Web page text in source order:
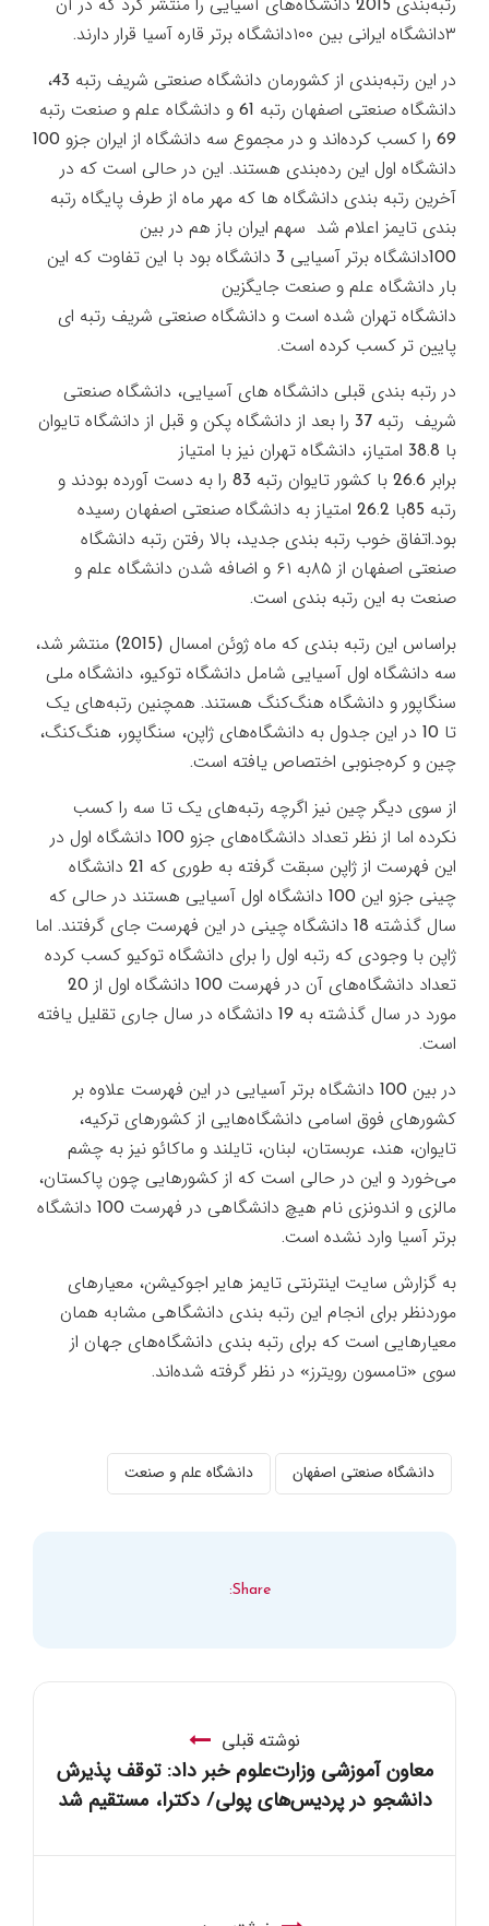
رتبه‌بندی 2015 دانشگاه‌های آسیایی را منتشر کرد که در آن
۳دانشگاه ایرانی بین ۱۰۰دانشگاه برتر قاره آسیا قرار دارند.
در این رتبه‌بندی از کشورمان دانشگاه صنعتی شریف رتبه 43،
دانشگاه صنعتی اصفهان رتبه 61 و دانشگاه علم و صنعت رتبه
69 را کسب کرده‌اند و در مجموع سه دانشگاه از ایران جزو 100
دانشگاه اول این رده‌بندی هستند. این در حالی است که در
آخرین رتبه بندی دانشگاه ها که مهر ماه از طرف پایگاه رتبه
بندی تایمز اعلام شد سهم ایران باز هم در بین
100دانشگاه برتر آسیایی 3 دانشگاه بود با این تفاوت که این
بار دانشگاه علم و صنعت جایگزین
دانشگاه تهران شده است و دانشگاه صنعتی شریف رتبه ای
پایین تر کسب کرده است.
در رتبه بندی قبلی دانشگاه های آسیایی، دانشگاه صنعتی
شریف رتبه 37 را بعد از دانشگاه پکن و قبل از دانشگاه تایوان
با 38.8 امتیاز، دانشگاه تهران نیز با امتیاز
برابر 26.6 با کشور تایوان رتبه 83 را به دست آورده بودند و
رتبه 85با 26.2 امتیاز به دانشگاه صنعتی اصفهان رسیده
بود.اتفاق خوب رتبه بندی جدید، بالا رفتن رتبه دانشگاه
صنعتی اصفهان از ۸۵به ۶۱ و اضافه شدن دانشگاه علم و
صنعت به این رتبه بندی است.
براساس این رتبه بندی که ماه ژوئن امسال (2015) منتشر شد،
سه دانشگاه اول آسیایی شامل دانشگاه توکیو، دانشگاه ملی
سنگاپور و دانشگاه هنگ‌کنگ هستند. همچنین رتبه‌های یک
تا 10 در این جدول به دانشگاه‌های ژاپن، سنگاپور، هنگ‌کنگ،
چین و کره‌جنوبی اختصاص یافته است.
از سوی دیگر چین نیز اگرچه رتبه‌های یک تا سه را کسب
نکرده اما از نظر تعداد دانشگاه‌های جزو 100 دانشگاه اول در
این فهرست از ژاپن سبقت گرفته به طوری که 21 دانشگاه
چینی جزو این 100 دانشگاه اول آسیایی هستند در حالی که
سال گذشته 18 دانشگاه چینی در این فهرست جای گرفتند. اما
ژاپن با وجودی که رتبه اول را برای دانشگاه توکیو کسب کرده
تعداد دانشگاه‌های آن در فهرست 100 دانشگاه اول از 20
مورد در سال گذشته به 19 دانشگاه در سال جاری تقلیل یافته
است.
در بین 100 دانشگاه برتر آسیایی در این فهرست علاوه بر
کشورهای فوق اسامی دانشگاه‌هایی از کشورهای ترکیه،
تایوان، هند، عربستان، لبنان، تایلند و ماکائو نیز به چشم
می‌خورد و این در حالی است که از کشورهایی چون پاکستان،
مالزی و اندونزی نام هیچ دانشگاهی در فهرست 100 دانشگاه
برتر آسیا وارد نشده است.
به گزارش سایت اینترنتی تایمز هایر اجوکیشن، معیارهای
موردنظر برای انجام این رتبه بندی دانشگاهی مشابه همان
معیارهایی است که برای رتبه بندی دانشگاه‌های جهان از
سوی «تامسون رویترز» در نظر گرفته شده‌اند.
دانشگاه صنعتی اصفهان دانشگاه علم و صنعت
Share:
نوشته قبلی
معاون آموزشی وزارت‌علوم خبر داد: توقف پذیرش
دانشجو در پردیس‌های پولی/ دکترا، مستقیم شد